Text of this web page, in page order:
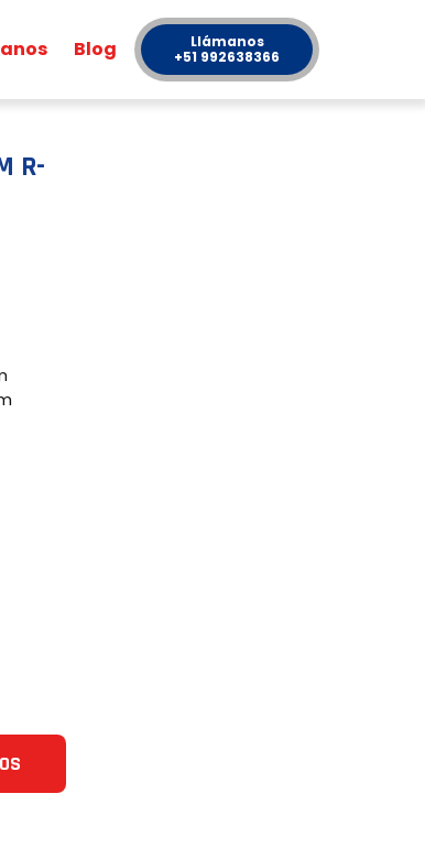
Blog
Llámanos
+51 992638366
R-